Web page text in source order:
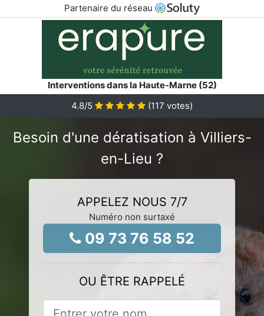
Partenaire du réseau
Interventions dans la Haute-Marne (52)
4.8/5 (117 votes)
Besoin d'une dératisation à Villiers-
en-Lieu ?
APPELEZ NOUS 7/7
Numéro non surtaxé
09 73 76 58 52
OU ÊTRE RAPPELÉ